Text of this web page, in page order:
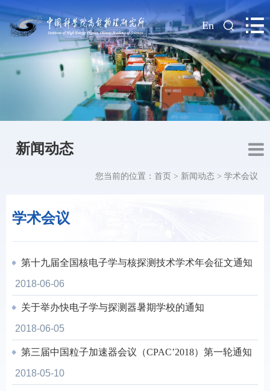
| En
新闻动态
学术会议
您当前的位置： 首页 > 新闻动态 > 学术会议
第十九届全国核电子学与核探测技术学术年会征文通知
2018-06-06
关于举办快电子学与探测器暑期学校的通知
2018-06-05
第三届中国粒子加速器会议（CPAC’2018）第一轮通知
2018-05-10